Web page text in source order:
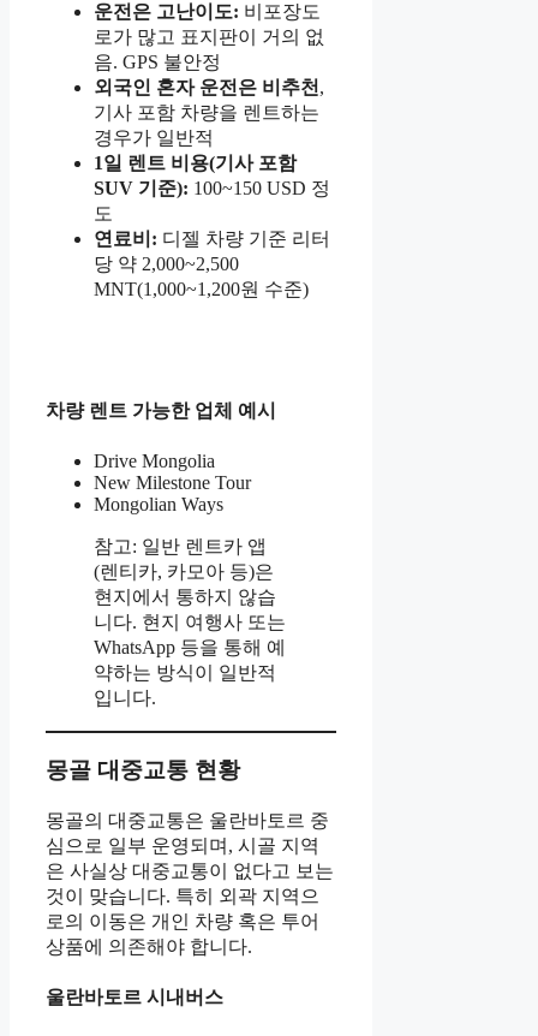
운전은 고난이도: 비포장도
로가 많고 표지판이 거의 없
음. GPS 불안정
외국인 혼자 운전은 비추천 ,
기사 포함 차량을 렌트하는
경우가 일반적
1일 렌트 비용(기사 포함
SUV 기준): 100~150 USD 정
도
연료비: 디젤 차량 기준 리터
당 약 2,000~2,500
MNT(1,000~1,200원 수준)
차량 렌트 가능한 업체 예시
Drive Mongolia
New Milestone Tour
Mongolian Ways
참고: 일반 렌트카 앱
(렌티카, 카모아 등)은
현지에서 통하지 않습
니다. 현지 여행사 또는
WhatsApp 등을 통해 예
약하는 방식이 일반적
입니다.
몽골 대중교통 현황
몽골의 대중교통은 울란바토르 중
심으로 일부 운영되며, 시골 지역
은 사실상 대중교통이 없다고 보는
것이 맞습니다. 특히 외곽 지역으
로의 이동은 개인 차량 혹은 투어
상품에 의존해야 합니다.
울란바토르 시내버스